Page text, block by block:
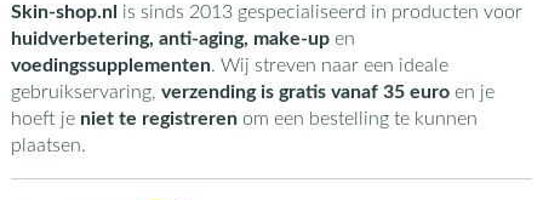
Skin-shop.nl is sinds 2013 gespecialiseerd in producten voor
huidverbetering, anti-aging, make-upen
voedingssupplementen. Wij streven naar een ideale
gebruikservaring, verzending is gratis vanaf 35 euroen je
hoeft je niet te registrerenom een bestelling te kunnen
plaatsen.